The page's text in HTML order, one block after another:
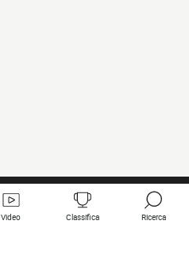
Video Classifica Ricerca